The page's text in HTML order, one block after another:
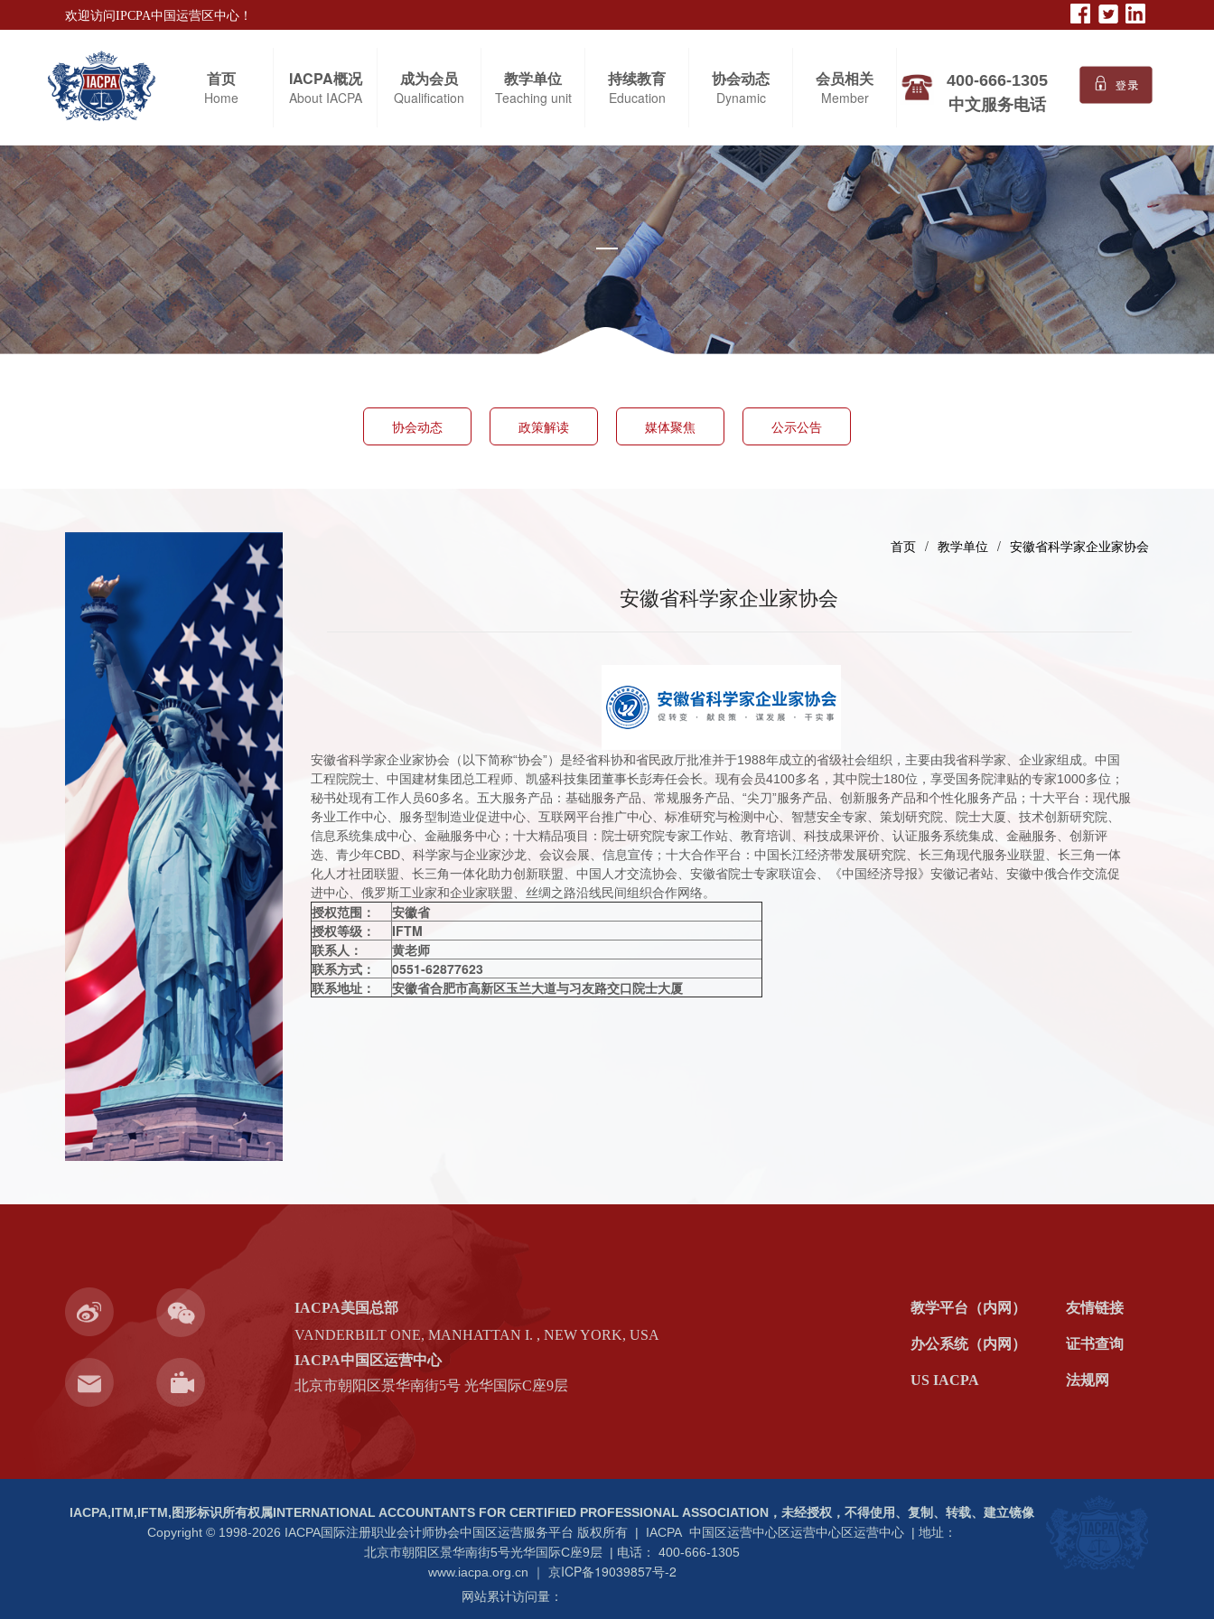
欢迎访问IPCPA中国运营区中心！
首页
Home
IACPA概况
About IACPA
成为会员
Qualification
教学单位
Teaching unit
持续教育
Education
协会动态
Dynamic
会员相关
Member
联系我们
Contact us
400-666-1305
中文服务电话
协会动态 政策解读 媒体聚焦 公示公告
首页 / 教学单位 / 安徽省科学家企业家协会
安徽省科学家企业家协会
安徽省科学家企业家协会（以下简称“协会”）是经省科协和省民政厅批准并于1988年成立的省级社会组织，主要由我省科学家、企业家组成。中国
工程院院士、中国建材集团总工程师、凯盛科技集团董事长彭寿任会长。现有会员4100多名，其中院士180位，享受国务院津贴的专家1000多位；
秘书处现有工作人员60多名。五大服务产品：基础服务产品、常规服务产品、“尖刀”服务产品、创新服务产品和个性化服务产品；十大平台：现代服
务业工作中心、服务型制造业促进中心、互联网平台推广中心、标准研究与检测中心、智慧安全专家、策划研究院、院士大厦、技术创新研究院、
信息系统集成中心、金融服务中心；十大精品项目：院士研究院专家工作站、教育培训、科技成果评价、认证服务系统集成、金融服务、创新评
选、青少年CBD、科学家与企业家沙龙、会议会展、信息宣传；十大合作平台：中国长江经济带发展研究院、长三角现代服务业联盟、长三角一体
化人才社团联盟、长三角一体化助力创新联盟、中国人才交流协会、安徽省院士专家联谊会、《中国经济导报》安徽记者站、安徽中俄合作交流促
进中心、俄罗斯工业家和企业家联盟、丝绸之路沿线民间组织合作网络。
授权范围：
安徽省
授权等级：
IFTM
联系人：
黄老师
联系方式：
0551-62877623
联系地址：
安徽省合肥市高新区玉兰大道与习友路交口院士大厦
IACPA美国总部
VANDERBILT ONE, MANHATTAN I. , NEW YORK, USA
IACPA中国区运营中心
北京市朝阳区景华南街5号 光华国际C座9层
教学平台（内网）
办公系统（内网）
US IACPA
友情链接
证书查询
法规网
IACPA,ITM,IFTM,图形标识所有权属INTERNATIONAL ACCOUNTANTS FOR CERTIFIED PROFESSIONAL ASSOCIATION，未经授权，不得使用、复制、转载、建立镜像
Copyright © 1998-2026 IACPA国际注册职业会计师协会中国区运营服务平台 版权所有 | IACPA 中国区运营中心区运营中心区运营中心 |地址：
北京市朝阳区景华南街5号光华国际C座9层 | 电话： 400-666-1305
www.iacpa.org.cn
｜ 京ICP备19039857号-2
网站累计访问量：